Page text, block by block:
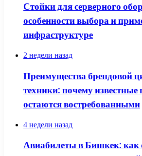
Стойки для серверного
особенности выбора и
инфраструктуре
2 недели назад
Преимущества брендовой
техники: почему известные
остаются востребованными
4 недели назад
Авиабилеты в Бишкек: как